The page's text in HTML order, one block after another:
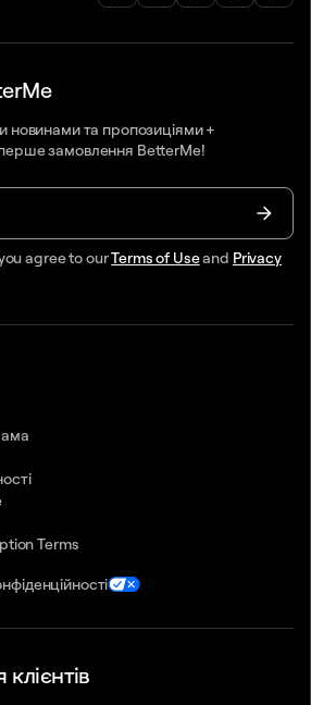
новинами та пропозиціями +
замовлення BetterMe!
agree to ourTerms of Useand Privacy
Terms